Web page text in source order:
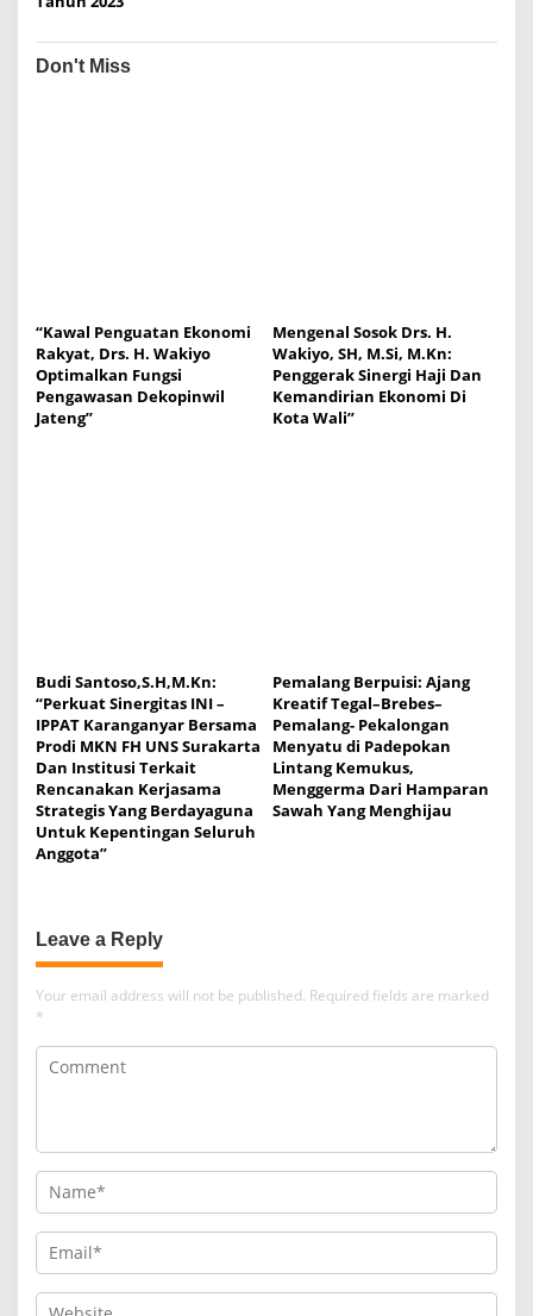
Don't Miss
“Kawal Penguatan Ekonomi
Rakyat, Drs. H. Wakiyo
Optimalkan Fungsi
Pengawasan Dekopinwil
Jateng”
Mengenal Sosok Drs. H.
Wakiyo, SH, M.Si, M.Kn:
Penggerak Sinergi Haji Dan
Kemandirian Ekonomi Di
Kota Wali”
Budi Santoso,S.H,M.Kn:
“Perkuat Sinergitas INI –
IPPAT Karanganyar Bersama
Prodi MKN FH UNS Surakarta
Dan Institusi Terkait
Rencanakan Kerjasama
Strategis Yang Berdayaguna
Untuk Kepentingan Seluruh
Anggota”
Pemalang Berpuisi: Ajang
Kreatif Tegal–Brebes–
Pemalang- Pekalongan
Menyatu di Padepokan
Lintang Kemukus,
Menggerma Dari Hamparan
Sawah Yang Menghijau
Leave a Reply
Your email address will not be published. Required fields are marked
*